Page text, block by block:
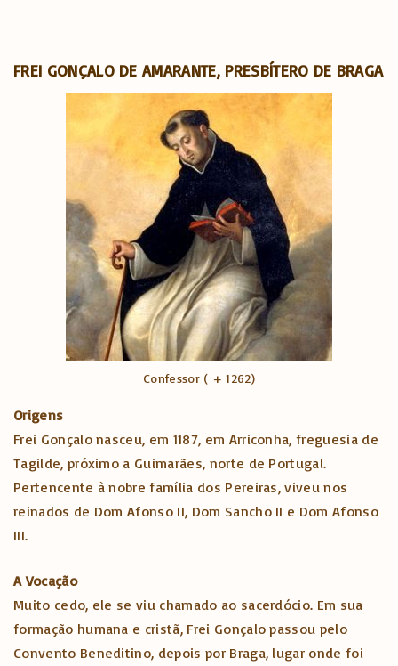
FREI GONÇALO DE AMARANTE, PRESBÍTERO DE BRAGA
Confessor ( + 1262)
Origens
Frei Gonçalo nasceu, em 1187, em Arriconha, freguesia de
Tagilde, próximo a Guimarães, norte de Portugal.
Pertencente à nobre família dos Pereiras, viveu nos
reinados de Dom Afonso II, Dom Sancho II e Dom Afonso
III.
A Vocação
Muito cedo, ele se viu chamado ao sacerdócio. Em sua
formação humana e cristã, Frei Gonçalo passou pelo
Convento Beneditino, depois por Braga, lugar onde foi